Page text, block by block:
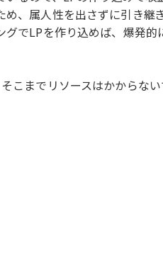
め、属人性を出さずに引き継
でLPを作り込めば、爆発的
こまでリソースはかからな